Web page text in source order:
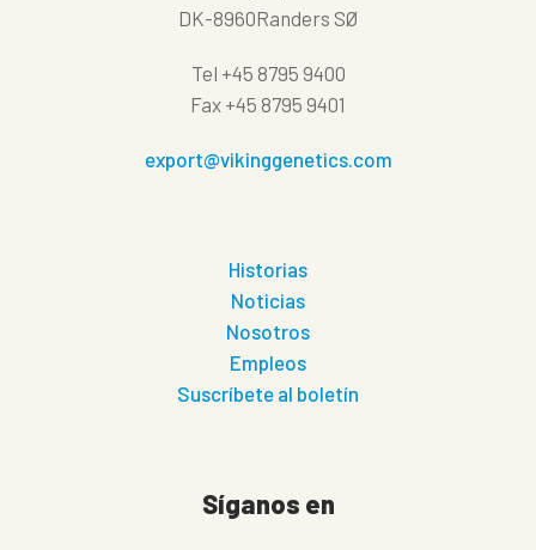
DK-8960Randers SØ
Tel +45 8795 9400
Fax +45 8795 9401
export@vikinggenetics.com
Historias
Noticias
Nosotros
Empleos
Suscríbete al boletín
Síganos en